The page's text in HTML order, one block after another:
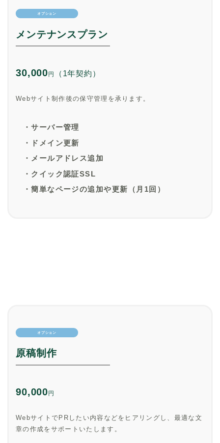
オプション
メンテナンスプラン
30,000円 （1年契約）
Webサイト制作後の保守管理を承ります。
・サーバー管理
・ドメイン更新
・メールアドレス追加
・クイック認証SSL
・簡単なページの追加や更新（月1回）
オプション
原稿制作
90,000円
WebサイトでPRしたい内容などをヒアリングし、最適な文
章の作成をサポートいたします。